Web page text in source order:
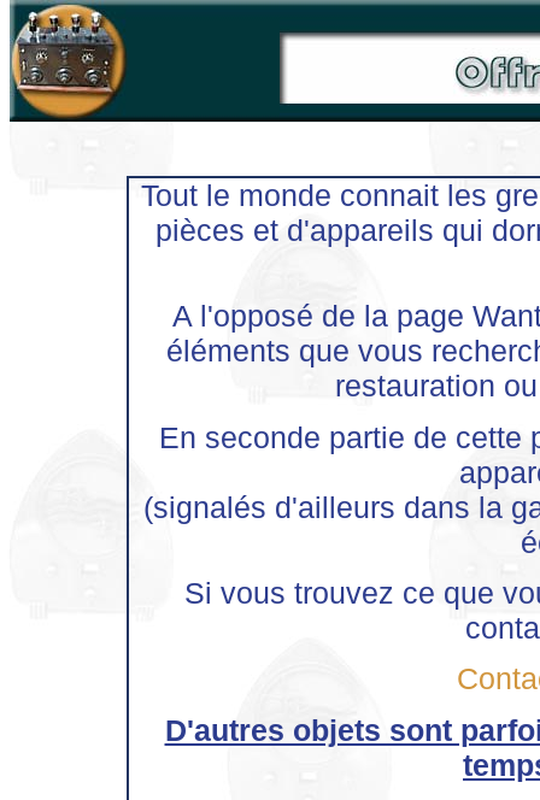
Tout le monde connait les
pièces et d'appareils qui
A l'opposé de la page
éléments que vous
restauration
En seconde partie de cette
(signalés d'ailleurs dans la
Si vous trouvez ce que
D'autres objets sont